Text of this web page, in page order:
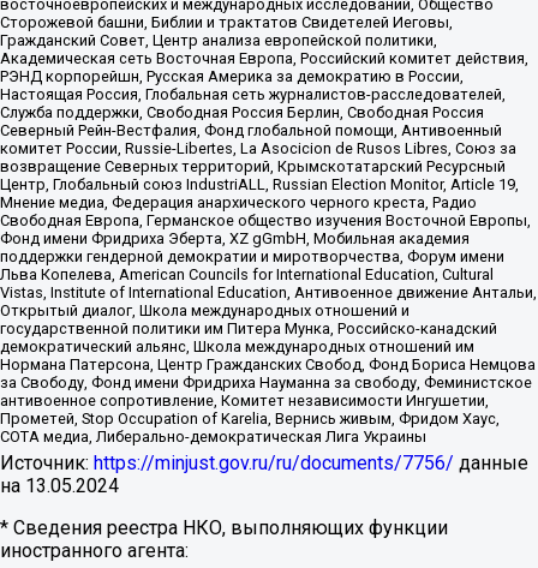
восточноевропейских и международных исследований, Общество
Сторожевой башни, Библии и трактатов Свидетелей Иеговы,
Гражданский Совет, Центр анализа европейской политики,
Академическая сеть Восточная Европа, Российский комитет действия,
РЭНД корпорейшн, Русская Америка за демократию в России,
Настоящая Россия, Глобальная сеть журналистов-расследователей,
Служба поддержки, Свободная Россия Берлин, Свободная Россия
Северный Рейн-Вестфалия, Фонд глобальной помощи, Антивоенный
комитет России, Russie-Libertes, La Asocicion de Rusos Libres, Союз за
возвращение Северных территорий, Крымскотатарский Ресурсный
Центр, Глобальный союз IndustriALL, Russian Election Monitor, Article 19,
Мнение медиа, Федерация анархического черного креста, Радио
Свободная Европа, Германское общество изучения Восточной Европы,
Фонд имени Фридриха Эберта, XZ gGmbH, Мобильная академия
поддержки гендерной демократии и миротворчества, Форум имени
Льва Копелева, American Councils for International Education, Cultural
Vistas, Institute of International Education, Антивоенное движение Антальи,
Открытый диалог, Школа международных отношений и
государственной политики им Питера Мунка, Российско-канадский
демократический альянс, Школа международных отношений им
Нормана Патерсона, Центр Гражданских Свобод, Фонд Бориса Немцова
за Свободу, Фонд имени Фридриха Науманна за свободу, Феминистское
антивоенное сопротивление, Комитет независимости Ингушетии,
Прометей, Stop Occupation of Karelia, Вернись живым, Фридом Хаус,
СОТА медиа, Либерально-демократическая Лига Украины
Источник: https://minjust.gov.ru/ru/documents/7756/ данные
на 13.05.2024
* Сведения реестра НКО, выполняющих функции
иностранного агента: